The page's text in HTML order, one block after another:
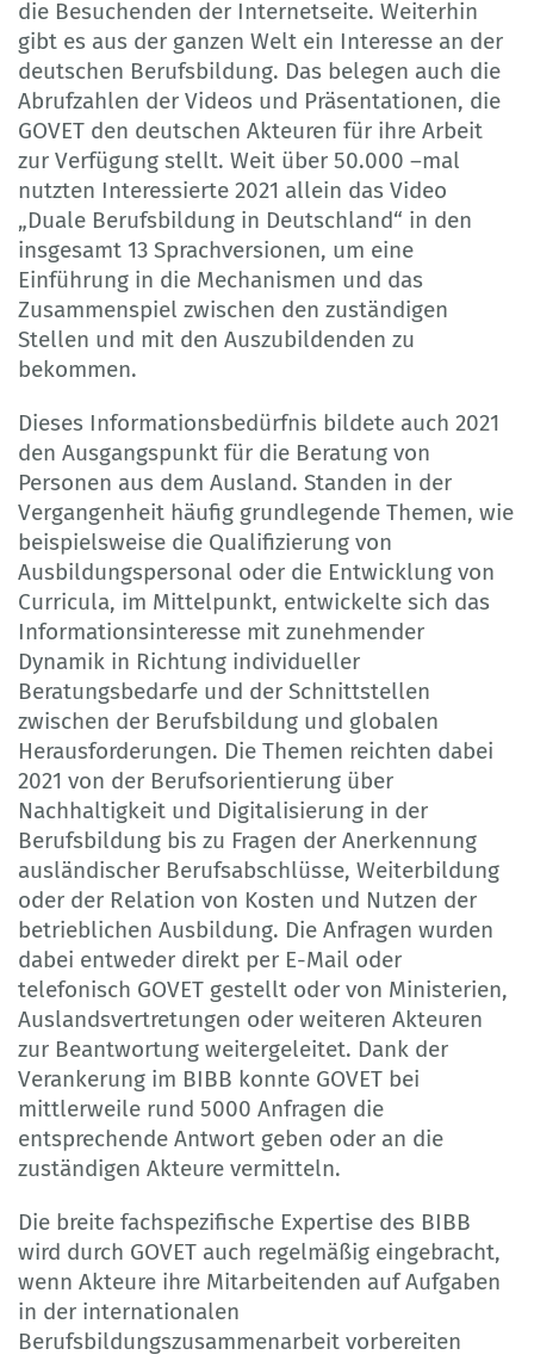
die Besuchenden der Internetseite. Weiterhin
gibt es aus der ganzen Welt ein Interesse an der
deutschen Berufsbildung. Das belegen auch die
Abrufzahlen der Videos und Präsentationen, die
GOVET den deutschen Akteuren für ihre Arbeit
zur Verfügung stellt. Weit über 50.000 –mal
nutzten Interessierte 2021 allein das Video
„Duale Berufsbildung in Deutschland“ in den
insgesamt 13 Sprachversionen, um eine
Einführung in die Mechanismen und das
Zusammenspiel zwischen den zuständigen
Stellen und mit den Auszubildenden zu
bekommen.
Dieses Informationsbedürfnis bildete auch 2021
den Ausgangspunkt für die Beratung von
Personen aus dem Ausland. Standen in der
Vergangenheit häufig grundlegende Themen, wie
beispielsweise die Qualifizierung von
Ausbildungspersonal oder die Entwicklung von
Curricula, im Mittelpunkt, entwickelte sich das
Informationsinteresse mit zunehmender
Dynamik in Richtung individueller
Beratungsbedarfe und der Schnittstellen
zwischen der Berufsbildung und globalen
Herausforderungen. Die Themen reichten dabei
2021 von der Berufsorientierung über
Nachhaltigkeit und Digitalisierung in der
Berufsbildung bis zu Fragen der Anerkennung
ausländischer Berufsabschlüsse, Weiterbildung
oder der Relation von Kosten und Nutzen der
betrieblichen Ausbildung. Die Anfragen wurden
dabei entweder direkt per E-Mail oder
telefonisch GOVET gestellt oder von Ministerien,
Auslandsvertretungen oder weiteren Akteuren
zur Beantwortung weitergeleitet. Dank der
Verankerung im BIBB konnte GOVET bei
mittlerweile rund 5000 Anfragen die
entsprechende Antwort geben oder an die
zuständigen Akteure vermitteln.
Die breite fachspezifische Expertise des BIBB
wird durch GOVET auch regelmäßig eingebracht,
wenn Akteure ihre Mitarbeitenden auf Aufgaben
in der internationalen
Berufsbildungszusammenarbeit vorbereiten